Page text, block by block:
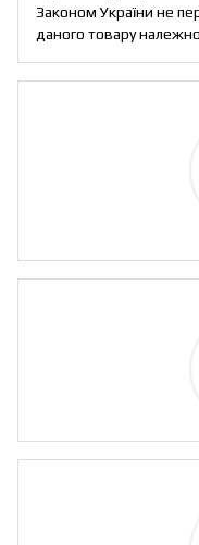
Законом України не
даного товару